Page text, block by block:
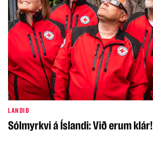
LANDIÐ
Sólmyrkvi á Íslandi: Við erum klár!